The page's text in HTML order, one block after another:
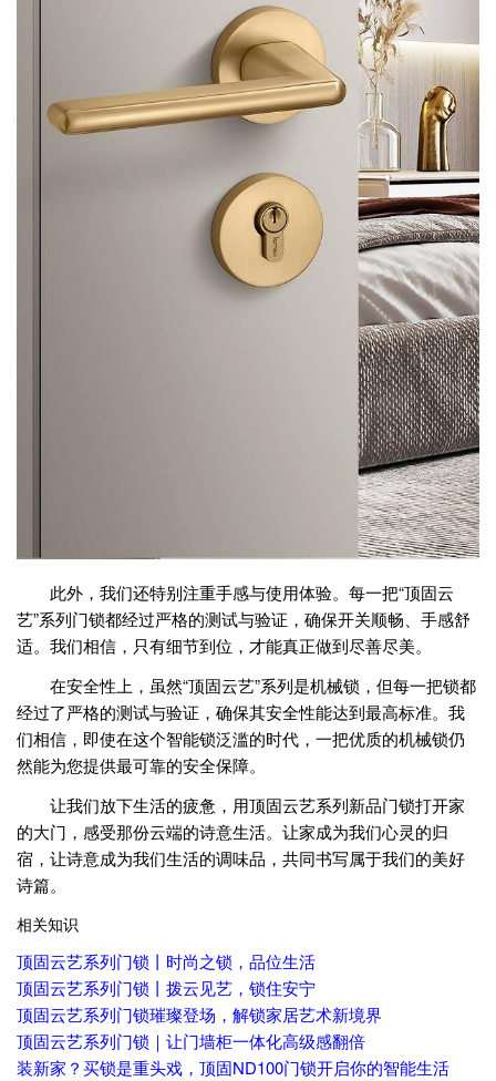
此外，我们还特别注重手感与使用体验。每一把“顶固云
艺”系列门锁都经过严格的测试与验证，确保开关顺畅、手感舒
适。我们相信，只有细节到位，才能真正做到尽善尽美。
在安全性上，虽然“顶固云艺”系列是机械锁，但每一把锁都
经过了严格的测试与验证，确保其安全性能达到最高标准。我
们相信，即使在这个智能锁泛滥的时代，一把优质的机械锁仍
然能为您提供最可靠的安全保障。
让我们放下生活的疲惫，用顶固云艺系列新品门锁打开家
的大门，感受那份云端的诗意生活。让家成为我们心灵的归
宿，让诗意成为我们生活的调味品，共同书写属于我们的美好
诗篇。
相关知识
顶固云艺系列门锁丨时尚之锁，品位生活
顶固云艺系列门锁丨拨云见艺，锁住安宁
顶固云艺系列门锁璀璨登场，解锁家居艺术新境界
顶固云艺系列门锁｜让门墙柜一体化高级感翻倍
装新家？买锁是重头戏，顶固ND100门锁开启你的智能生活